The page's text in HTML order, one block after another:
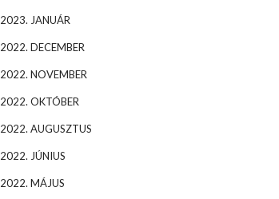
2023. JANUÁR
2022. DECEMBER
2022. NOVEMBER
2022. OKTÓBER
2022. AUGUSZTUS
2022. JÚNIUS
2022. MÁJUS